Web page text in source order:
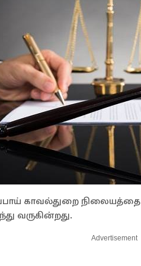
காவல்துறை நிலையத்தை
வருகின்றது.
Advertisement